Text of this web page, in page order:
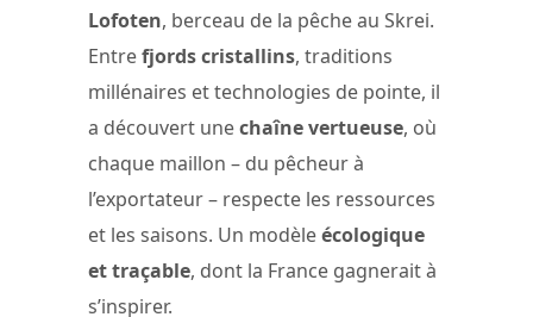
Lofoten, berceau de la pêche au Skrei.
Entrefjords cristallins, traditions
millénaires et technologies de pointe, il
a découvert unechaîne vertueuse, où
chaque maillon – du pêcheur à
l’exportateur – respecte les ressources
et les saisons. Un modèleécologique
et traçable, dont la France gagnerait à
s’inspirer.